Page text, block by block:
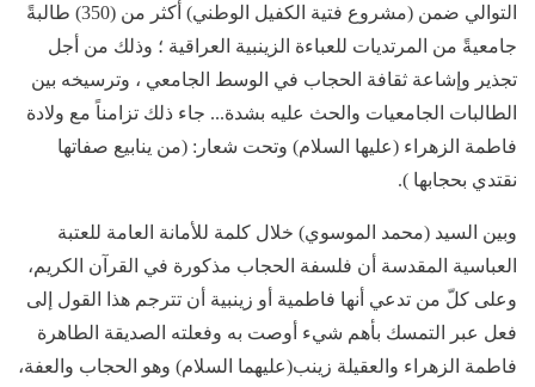
التوالي ضمن (مشروع فتية الكفيل الوطني) أكثر من (350) طالبةً
جامعيةً من المرتديات للعباءة الزينبية العراقية ؛ وذلك من أجل
تجذير وإشاعة ثقافة الحجاب في الوسط الجامعي ، وترسيخه بين
الطالبات الجامعيات والحث عليه بشدة... جاء ذلك تزامناً مع ولادة
فاطمة الزهراء (عليها السلام) وتحت شعار: (من ينابيع صفاتها
نقتدي بحجابها ).
وبين السيد (محمد الموسوي) خلال كلمة للأمانة العامة للعتبة
العباسية المقدسة أن فلسفة الحجاب مذكورة في القرآن الكريم،
وعلى كلّ من تدعي أنها فاطمية أو زينبية أن تترجم هذا القول إلى
فعل عبر التمسك بأهم شيء أوصت به وفعلته الصديقة الطاهرة
فاطمة الزهراء والعقيلة زينب(عليهما السلام) وهو الحجاب والعفة،